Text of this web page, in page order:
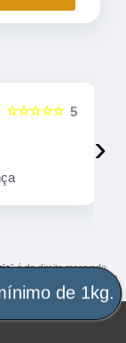
5
☆☆☆☆☆
›
" é de direito reservado.
sem a autorização do
–
Lei 9610/98 - Lei de
de 1kg.